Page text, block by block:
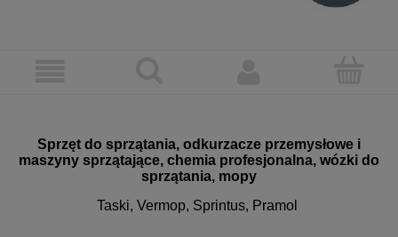
Sprzęt do sprzątania, odkurzacze przemysłowe i
maszyny sprzątające, chemia profesjonalna, wózki do
sprzątania, mopy
Taski, Vermop, Sprintus, Pramol